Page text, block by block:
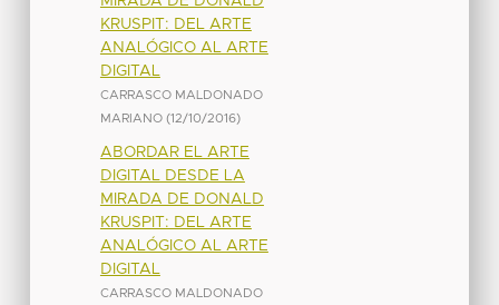
KRUSPIT: DEL ARTE
ANALÓGICO AL ARTE
DIGITAL
CARRASCO MALDONADO
MARIANO (12/10/2016)
ABORDAR EL ARTE
DIGITAL DESDE LA
MIRADA DE DONALD
KRUSPIT: DEL ARTE
ANALÓGICO AL ARTE
DIGITAL
CARRASCO MALDONADO